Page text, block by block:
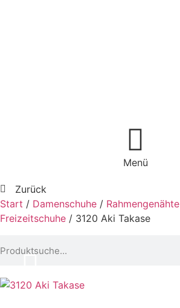
Menü
Zurück
Start / Damenschuhe / Rahmengenähte
Freizeitschuhe / 3120 Aki Takase